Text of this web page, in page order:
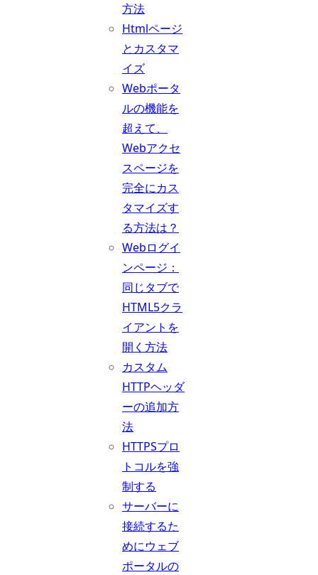
方法
Htmlページ
とカスタマ
イズ
Webポータ
ルの機能を
超えて、
Webアクセ
スページを
完全にカス
タマイズす
る方法は？
Webログイ
ンページ：
同じタブで
HTML5クラ
イアントを
開く方法
カスタム
HTTPヘッダ
ーの追加方
法
HTTPSプロ
トコルを強
制する
サーバーに
接続するた
めにウェブ
ポータルの